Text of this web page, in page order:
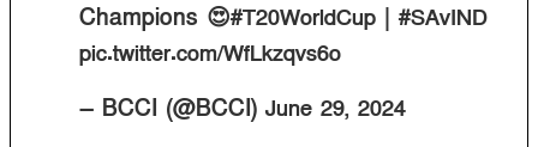
Champions 😍#T20WorldCup
#SAvIND
pic.twitter.com/WfLkzqvs6o
— BCCI (@BCCI) June 29, 2024